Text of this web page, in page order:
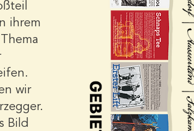
ihrem
wir
Bild